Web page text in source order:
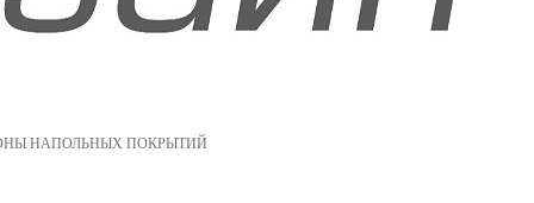
НАПОЛЬНЫХ ПОКРЫТИЙ